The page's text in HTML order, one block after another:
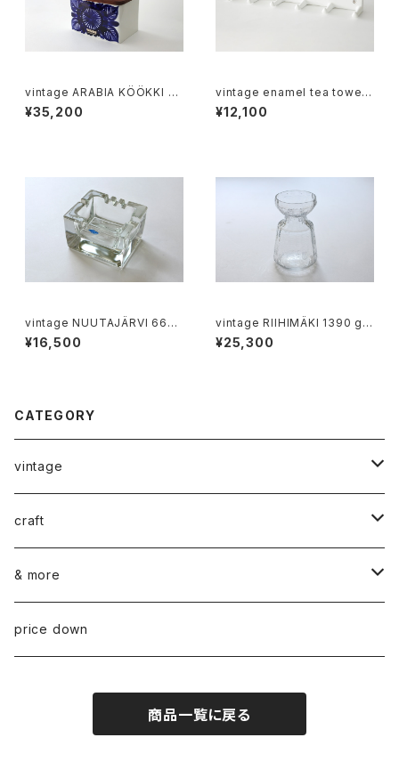
vintage ARABIA KÖÖKKI sa
lt box cobalt / ヴィンテージ
アラビア ソルトボックス コバルト
¥35,200
vintage enamel tea towel r
ack sextuple / ヴィンテージ
ホーローフック 6連
¥12,100
vintage NUUTAJÄRVI 6625
CIGARO ashtray / ヴィンテー
ジ ヌータヤルヴィ 6625 シガロ
¥16,500
vintage RIIHIMÄKI 1390 gla
ss hyacinth vase / ヴィンテ
ージ リーヒマキ ヒヤシンスベー
¥25,300
CATEGORY
vintage
ceramics
ARABIA
GUSTAVSBERG
glass
NUUTAJÄRVI
fabric
craft
染め花Horry
山口 和宏 木の器
水村 真由子 木の食具
& more
wear
price down
商品一覧に戻る